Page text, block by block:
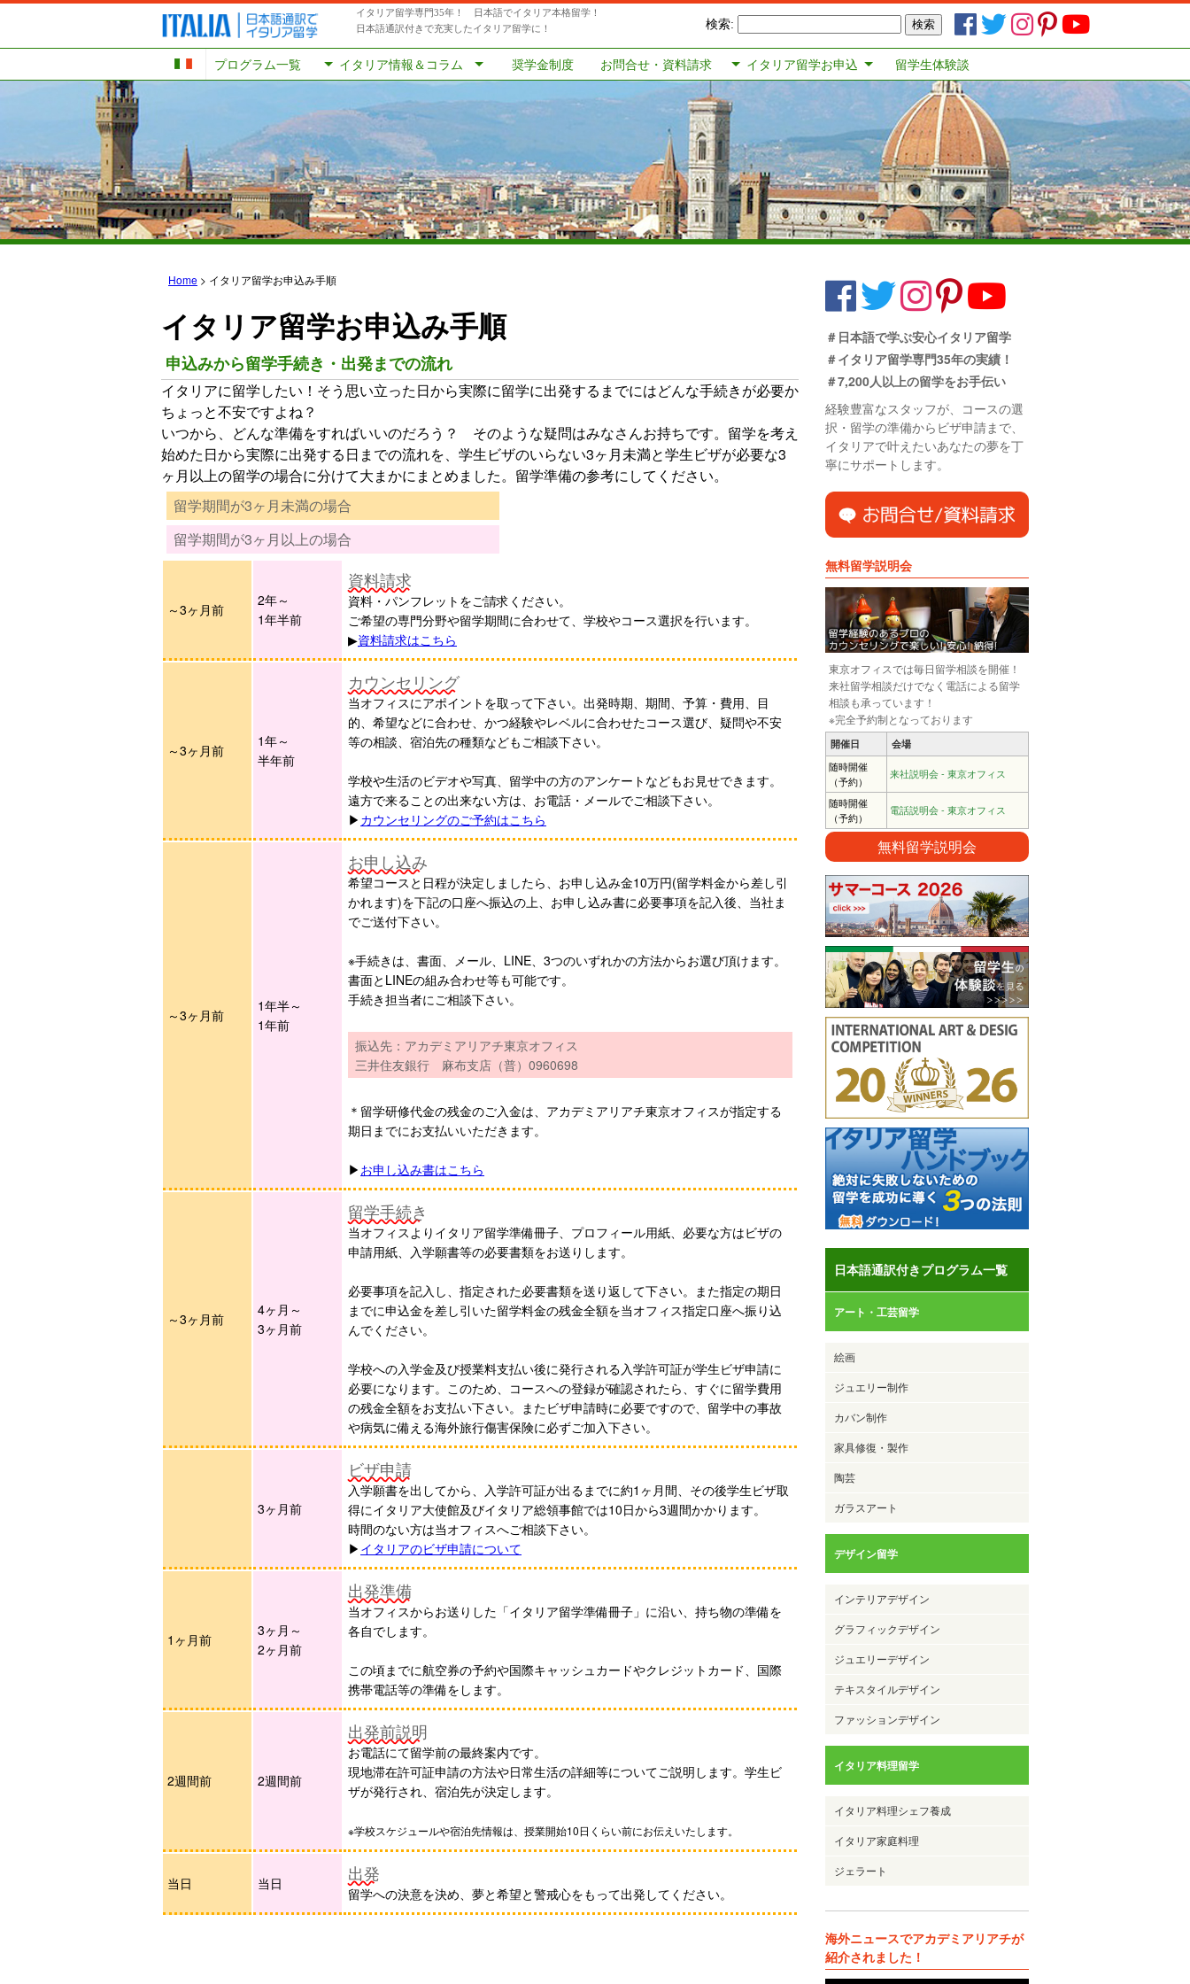
イタリア留学専門35年！ 日本語でイタリア本格留学！
日本語通訳付きで充実したイタリア留学に！
検索:
プログラム一覧 イタリア情報＆コラム 奨学金制度 お問合せ・資料請求 イタリア留学お申込 留学生体験談
＃日本語で学ぶ安心イタリア留学
＃イタリア留学専門35年の実績！
＃7,200人以上の留学をお手伝い
経験豊富なスタッフが、コースの選
択・留学の準備からビザ申請まで、
イタリアで叶えたいあなたの夢を丁
寧にサポートします。
無料留学説明会
東京オフィスでは毎日留学相談を開催！
来社留学相談だけでなく電話による留学
相談も承っています！
※完全予約制となっております
開催日 会場
随時開催
（予約）
来社説明会 - 東京オフィス
随時開催
（予約）
電話説明会 - 東京オフィス
無料留学説明会
日本語通訳付きプログラム一覧
アート・工芸留学
絵画
ジュエリー制作
カバン制作
家具修復・製作
陶芸
ガラスアート
デザイン留学
インテリアデザイン
グラフィックデザイン
ジュエリーデザイン
テキスタイルデザイン
ファッションデザイン
イタリア料理留学
イタリア料理シェフ養成
イタリア家庭料理
ジェラート
海外ニュースでアカデミアリアチが
紹介されました！
Home > イタリア留学お申込み手順
イタリア留学お申込み手順
申込みから留学手続き・出発までの流れ
イタリアに留学したい！そう思い立った日から実際に留学に出発するまでにはどんな手続きが必要か
ちょっと不安ですよね？
いつから、どんな準備をすればいいのだろう？ そのような疑問はみなさんお持ちです。留学を考え
始めた日から実際に出発する日までの流れを、学生ビザのいらない3ヶ月未満と学生ビザが必要な3
ヶ月以上の留学の場合に分けて大まかにまとめました。留学準備の参考にしてください。
留学期間が3ヶ月未満の場合
留学期間が3ヶ月以上の場合
～3ヶ月前
2年～
1年半前
資料請求
資料・パンフレットをご請求ください。
ご希望の専門分野や留学期間に合わせて、学校やコース選択を行います。
▶︎資料請求はこちら
～3ヶ月前
1年～
半年前
カウンセリング
当オフィスにアポイントを取って下さい。出発時期、期間、予算・費用、目
的、希望などに合わせ、かつ経験やレベルに合わせたコース選び、疑問や不安
等の相談、宿泊先の種類などもご相談下さい。
学校や生活のビデオや写真、留学中の方のアンケートなどもお見せできます。
遠方で来ることの出来ない方は、お電話・メールでご相談下さい。
▶︎ カウンセリングのご予約はこちら
～3ヶ月前
1年半～
1年前
お申し込み
希望コースと日程が決定しましたら、お申し込み金10万円(留学料金から差し引
かれます)を下記の口座へ振込の上、お申し込み書に必要事項を記入後、当社ま
でご送付下さい。
※手続きは、書面、メール、LINE、3つのいずれかの方法からお選び頂けます。
書面とLINEの組み合わせ等も可能です。
手続き担当者にご相談下さい。
振込先：アカデミアリアチ東京オフィス
三井住友銀行 麻布支店（普）0960698
＊留学研修代金の残金のご入金は、アカデミアリアチ東京オフィスが指定する
期日までにお支払いいただきます。
▶︎ お申し込み書はこちら
～3ヶ月前
4ヶ月～
3ヶ月前
留学手続き
当オフィスよりイタリア留学準備冊子、プロフィール用紙、必要な方はビザの
申請用紙、入学願書等の必要書類をお送りします。
必要事項を記入し、指定された必要書類を送り返して下さい。また指定の期日
までに申込金を差し引いた留学料金の残金全額を当オフィス指定口座へ振り込
んでください。
学校への入学金及び授業料支払い後に発行される入学許可証が学生ビザ申請に
必要になります。このため、コースへの登録が確認されたら、すぐに留学費用
の残金全額をお支払い下さい。またビザ申請時に必要ですので、留学中の事故
や病気に備える海外旅行傷害保険に必ずご加入下さい。
3ヶ月前
ビザ申請
入学願書を出してから、入学許可証が出るまでに約1ヶ月間、その後学生ビザ取
得にイタリア大使館及びイタリア総領事館では10日から3週間かかります。
時間のない方は当オフィスへご相談下さい。
▶︎ イタリアのビザ申請について
1ヶ月前
3ヶ月～
2ヶ月前
出発準備
当オフィスからお送りした「イタリア留学準備冊子」に沿い、持ち物の準備を
各自でします。
この頃までに航空券の予約や国際キャッシュカードやクレジットカード、国際
携帯電話等の準備をします。
2週間前 2週間前
出発前説明
お電話にて留学前の最終案内です。
現地滞在許可証申請の方法や日常生活の詳細等についてご説明します。学生ビ
ザが発行され、宿泊先が決定します。
※学校スケジュールや宿泊先情報は、授業開始10日くらい前にお伝えいたします。
当日 当日 出発
留学への決意を決め、夢と希望と警戒心をもって出発してください。